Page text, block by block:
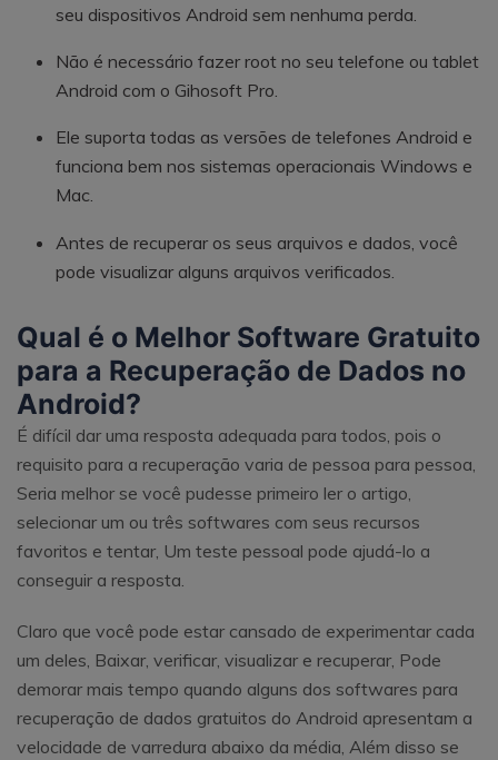
seu dispositivos Android sem nenhuma perda.
Não é necessário fazer root no seu telefone ou tablet
Android com o Gihosoft Pro.
Ele suporta todas as versões de telefones Android e
funciona bem nos sistemas operacionais Windows e
Mac.
Antes de recuperar os seus arquivos e dados, você
pode visualizar alguns arquivos verificados.
Qual é o Melhor Software Gratuito
para a Recuperação de Dados no
Android?
É difícil dar uma resposta adequada para todos, pois o
requisito para a recuperação varia de pessoa para pessoa,
Seria melhor se você pudesse primeiro ler o artigo,
selecionar um ou três softwares com seus recursos
favoritos e tentar, Um teste pessoal pode ajudá-lo a
conseguir a resposta.
Claro que você pode estar cansado de experimentar cada
um deles, Baixar, verificar, visualizar e recuperar, Pode
demorar mais tempo quando alguns dos softwares para
recuperação de dados gratuitos do Android apresentam a
velocidade de varredura abaixo da média, Além disso se